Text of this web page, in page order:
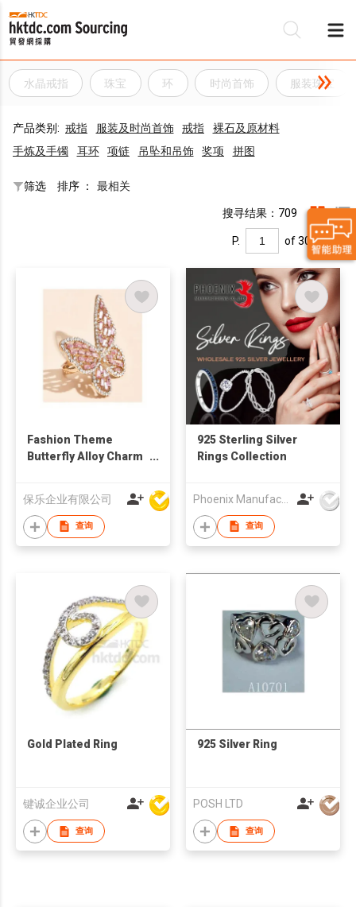
水晶戒指 珠宝 环 时尚首饰 服装珠宝
产品类别: 戒指 服装及时尚首饰 戒指
裸石及原材料
手炼及手镯
耳环 项链 吊坠和吊饰 奖项 拼图
筛选 排序 ： 最相关
搜寻结果：709
P. of 30
Fashion Theme
Butterfly Alloy Charm
保乐企业有限公司
查询
925 Sterling Silver
Rings Collection
Phoenix Manufacturing Co.,Ltd.
查询
Gold Plated Ring
键诚企业公司
查询
925 Silver Ring
POSH LTD
查询